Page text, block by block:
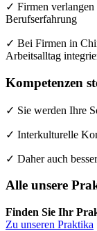
✓ Firmen verlangen
Berufserfahrung
✓ Bei Firmen in
Arbeitsalltag
Kompetenzen
✓ Sie werden Ihre
✓ Interkulturelle
✓ Daher auch
Alle unsere
Finden Sie Ihr
Zu unseren Praktika